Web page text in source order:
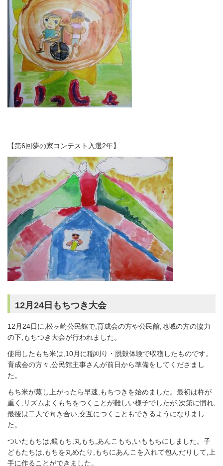
【第6回夢の家コンテスト入選2年】
12月24日もちつき大会
12月24日に,松ヶ崎公民館で,育成会の方や公民館,地域の方の協力
の下,もちつき大会が行われました。
使用したもち米は,10月に稲刈り・脱穀体験で収穫したものです。
育成会の方々,公民館主事さんが前日から準備をしてくださまし
た。
もち米が蒸し上がったら早速,もちつきを始めました。最初は杵が
重く,リズムよくもちをつくことが難しい様子でしたが,次第に慣れ,
最後は二人で向き合い,交互につくこともできるようになりまし
た。
ついたもちは,鏡もち,丸もち,あんこもち,いももちにしました。子
どもたちは,もちを丸めたり,もちにあんこを入れて包んだりして,上
手に作ることができました。